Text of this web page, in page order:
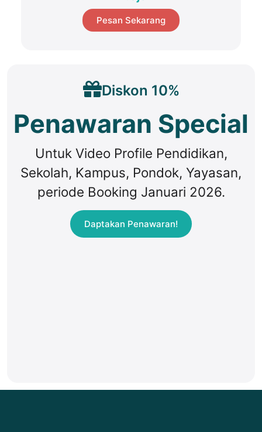
Pesan Sekarang
Diskon 10%
Penawaran Special
Untuk Video Profile Pendidikan,
Sekolah, Kampus, Pondok, Yayasan,
periode Booking Januari 2026.
Daptakan Penawaran!